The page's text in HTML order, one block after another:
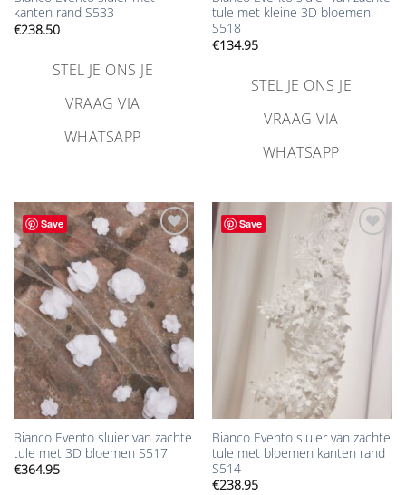
kanten rand S533
€238.50
STEL JE ONS JE
VRAAG VIA
WHATSAPP
tule met kleine 3D bloemen
S518
€134.95
STEL JE ONS JE
VRAAG VIA
WHATSAPP
Save
Aan
verlanglijst
toevoegen
Bianco Evento sluier van zachte
tule met 3D bloemen S517
€364.95
Save
verlanglijst
toevoegen
Bianco Evento sluier van zachte
tule met bloemen kanten rand
S514
€238.95